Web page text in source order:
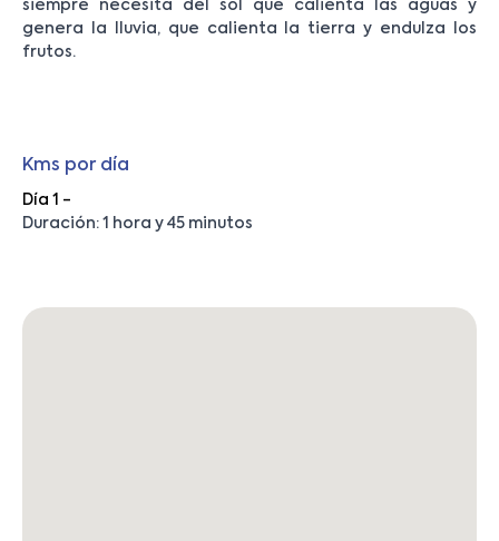
siempre necesita del sol que calienta las aguas y
genera la lluvia, que calienta la tierra y endulza los
frutos.
Kms por día
Día 1 -
Duración: 1 hora y 45 minutos